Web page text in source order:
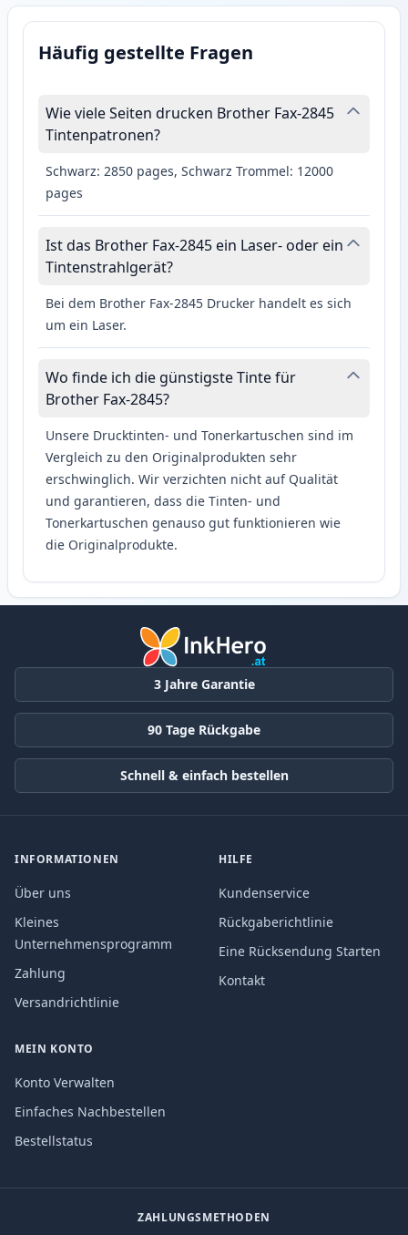
Häufig gestellte Fragen
Wie viele Seiten drucken Brother Fax-2845
Tintenpatronen?
Schwarz: 2850 pages, Schwarz Trommel: 12000
pages
Ist das Brother Fax-2845 ein Laser- oder ein
Tintenstrahlgerät?
Bei dem Brother Fax-2845 Drucker handelt es sich
um ein Laser.
Wo finde ich die günstigste Tinte für
Brother Fax-2845?
Unsere Drucktinten- und Tonerkartuschen sind im
Vergleich zu den Originalprodukten sehr
erschwinglich. Wir verzichten nicht auf Qualität
und garantieren, dass die Tinten- und
Tonerkartuschen genauso gut funktionieren wie
die Originalprodukte.
3 Jahre Garantie
90 Tage Rückgabe
Schnell & einfach bestellen
INFORMATIONEN
Über uns
Kleines
Unternehmensprogramm
Zahlung
Versandrichtlinie
HILFE
Kundenservice
Rückgaberichtlinie
Eine Rücksendung Starten
Kontakt
MEIN KONTO
Konto Verwalten
Einfaches Nachbestellen
Bestellstatus
ZAHLUNGSMETHODEN